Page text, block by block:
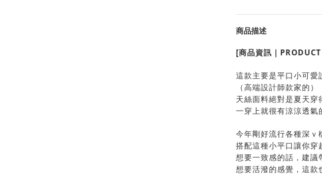
商品描述
[商品資訊｜
這款主要是平口小可愛
（高端設計師款家的）
天絲面料絕對是夏天穿
一穿上就很有涼涼透氣
今年剛好流行各種深ｖ
搭配這種小平口讓你穿
想要一致感的話，建議
想要活潑的感覺，這款